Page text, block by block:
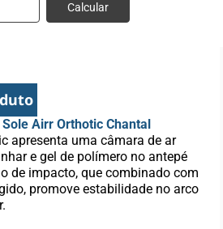
Calcular
Airr Orthotic Chantal
apresenta uma câmara de ar
e gel de polímero no antepé
de impacto, que combinado com
promove estabilidade no arco